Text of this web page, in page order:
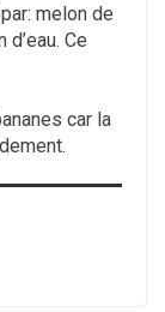
melon de
Ce
car la